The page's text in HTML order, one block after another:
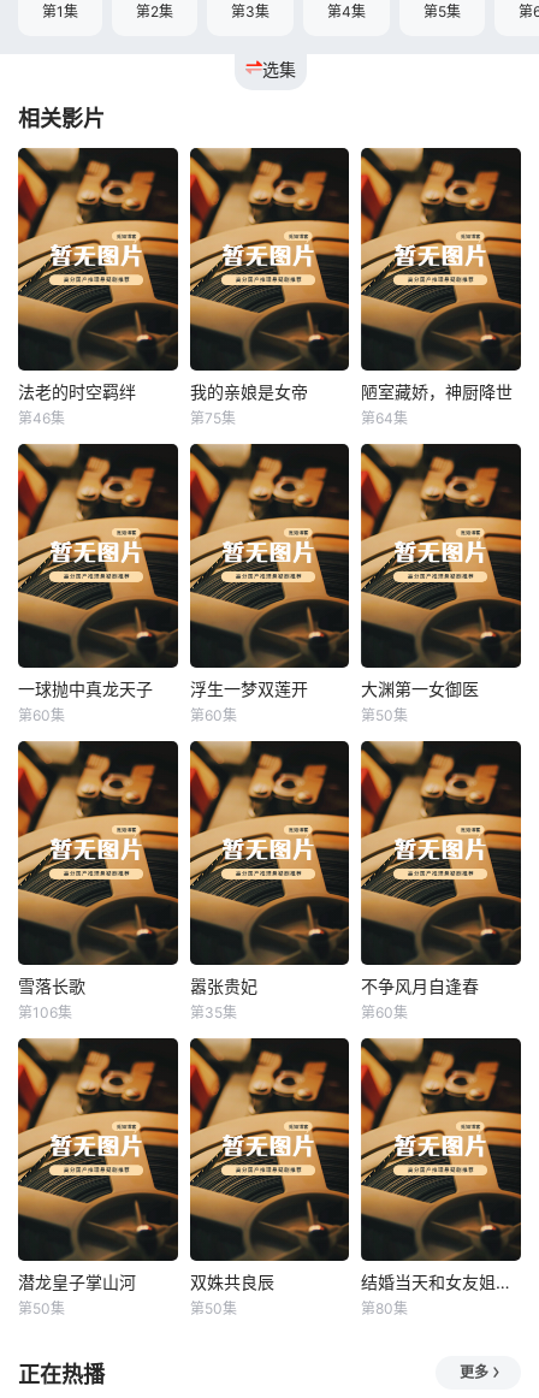
选集
第1集 第2集 第3集 第4集 第5集 第
相关影片
法老的时空羁绊
法老的时空羁绊
第46集
我的亲娘是女帝
我的亲娘是女帝
第75集
陋室藏娇，神厨降世
陋室藏娇，神厨降世
第64集
一球抛中真龙天子
一球抛中真龙天子
第60集
浮生一梦双莲开
浮生一梦双莲开
第60集
大渊第一女御医
大渊第一女御医
第50集
雪落长歌
雪落长歌
第106集
嚣张贵妃
嚣张贵妃
第35集
不争风月自逢春
不争风月自逢春
第60集
潜龙皇子掌山河
潜龙皇子掌山河
第50集
双姝共良辰
双姝共良辰
第50集
结婚当天和女友姐姐一起穿越了 结婚当天和女友姐姐一起穿越了
第80集
正在热播 更多